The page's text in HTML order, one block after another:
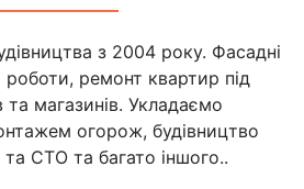
з 2004 року. Фасадні
роботи, ремонт квартир під
та магазинів. Укладаємо
огорож, будівництво
та СТО та багато іншого..